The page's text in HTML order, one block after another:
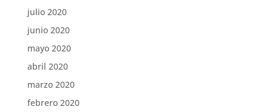
julio 2020
junio 2020
mayo 2020
abril 2020
marzo 2020
febrero 2020